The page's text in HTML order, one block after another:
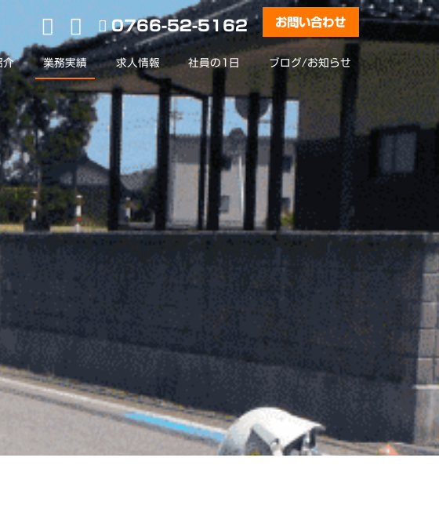
0766-52-5162 お問い合わせ
介 業務実績 求人情報 社員の1日 ブログ/お知らせ